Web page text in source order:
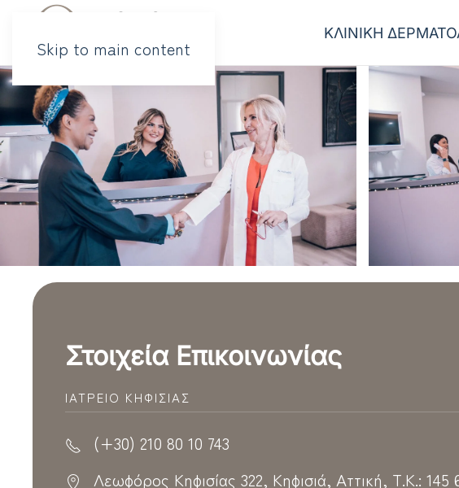
Skip to main content
ΚΛΙΝΙΚΗ
Στοιχεία Επικοινωνίας
ΙΑΤΡΕΊΟ ΚΗΦΙΣΊΑΣ
(+30) 210 80 10 743
Λεωφόρος Κηφισίας 322, Κηφισιά, Αττική, Τ.Κ.: 145